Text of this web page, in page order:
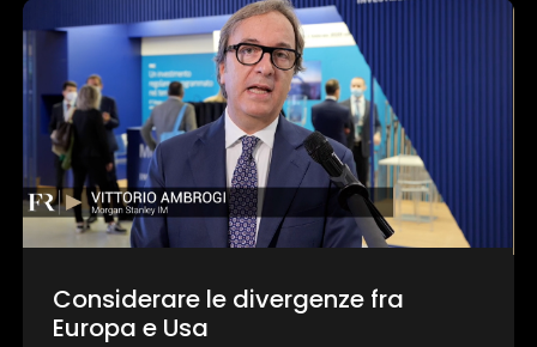
Considerare le divergenze fra
Europa e Usa
×
5 stars
4 stars
3 stars
2 stars
1 star